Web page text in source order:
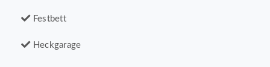
Festbett
Heckgarage